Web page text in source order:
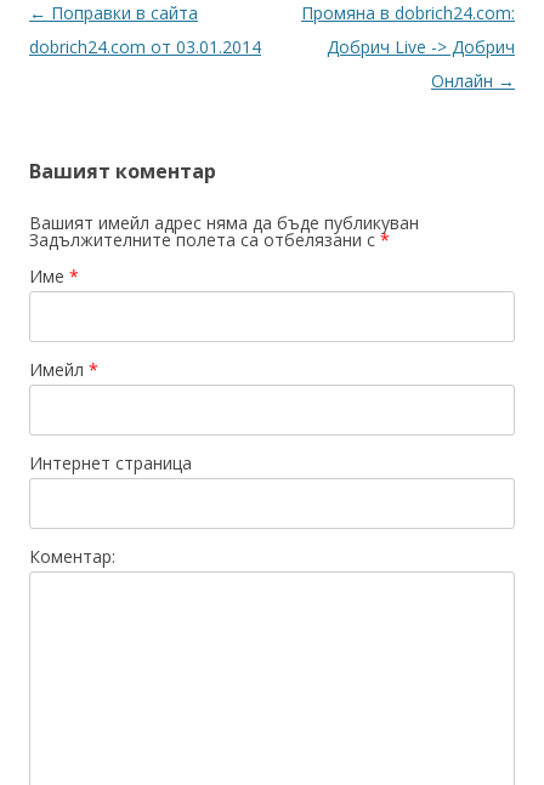
Навигация в публикациите
← Поправки в сайта
dobrich24.com от 03.01.2014
Промяна в dobrich24.com:
Добрич Live -> Добрич
Онлайн →
Вашият коментар
Вашият имейл адрес няма да бъде публикуван
Задължителните полета са отбелязани с *
Име *
Имейл *
Интернет страница
Коментар: